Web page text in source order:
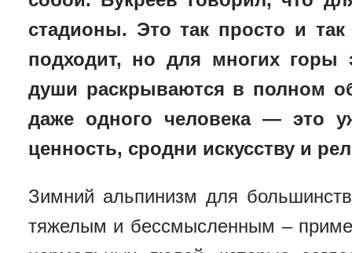
стадионы. Это так просто и
подходит, но для многих горы
души раскрываются в полном
даже одного человека — это
ценность, сродни искусству и
Зимний альпинизм для
тяжелым и бессмысленным –